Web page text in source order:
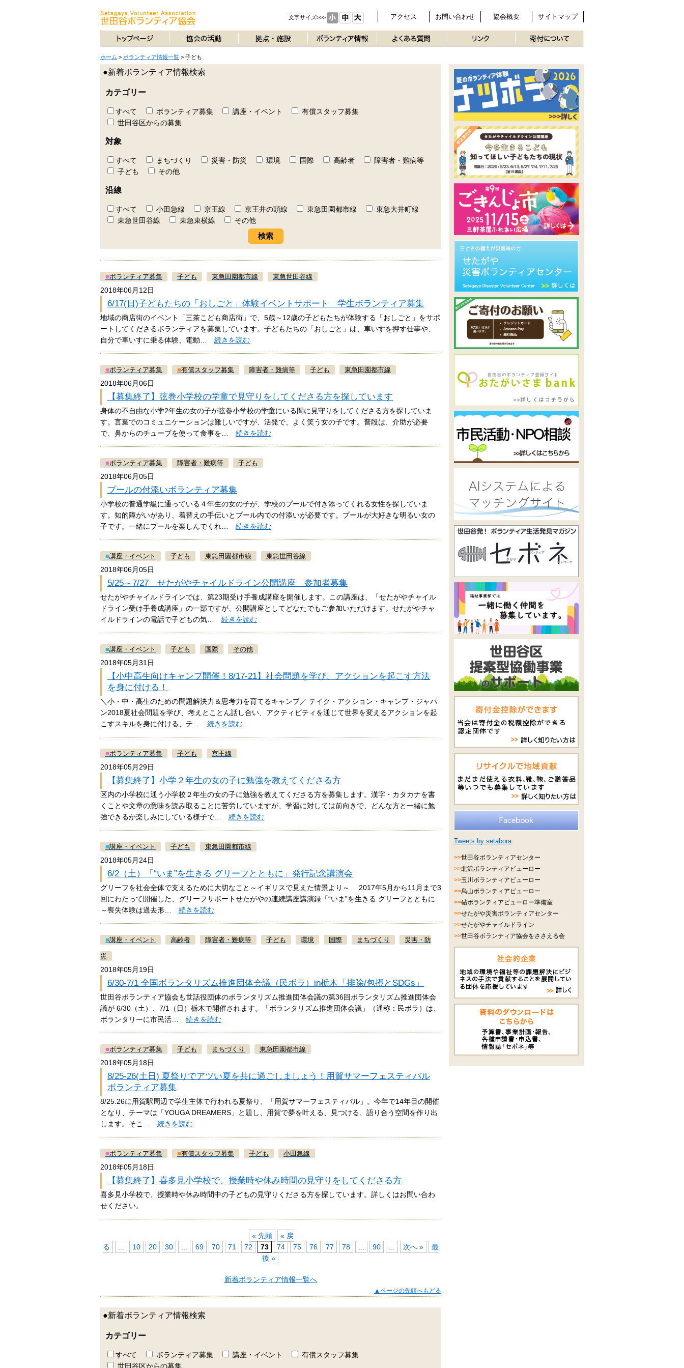
サイトマップ
協会概要
お問い合わせ
アクセス
文字サイズ>>>
ホーム > ボランティア情報一覧 > 子ども
●新着ボランティア情報検索
カテゴリー
すべて ボランティア募集 講座・イベント
有償スタッフ募集
世田谷区からの募集
対象
すべて まちづくり 災害・防災 環境 国際 高齢者
障害者・難病等
子ども
その他
沿線
すべて 小田急線 京王線 京王井の頭線 東急田園都市線
東急大井町線
東急世田谷線
東急東横線 その他
■ボランティア募集 子ども 東急田園都市線 東急世田谷線
2018年06月12日
6/17(日)子どもたちの「おしごと」体験イベントサポート 学生ボランティア募集
地域の商店街のイベント「三茶こども商店街」で、5歳～12歳の子どもたちが体験する「おしごと」をサポ
ートしてくださるボランティアを募集しています。子どもたちの「おしごと」は、車いすを押す仕事や、
自分で車いすに乗る体験、電動… 続きを読む
■ボランティア募集 ■有償スタッフ募集 障害者・難病等 子ども 東急田園都市線
2018年06月06日
【募集終了】弦巻小学校の学童で見守りをしてくださる方を探しています
身体の不自由な小学2年生の女の子が弦巻小学校の学童にいる間に見守りをしてくださる方を探していま
す。言葉でのコミュニケーションは難しいですが、活発で、よく笑う女の子です。普段は、介助が必要
で、鼻からのチューブを使って食事を… 続きを読む
■ボランティア募集 障害者・難病等 子ども
2018年06月05日
プールの付添いボランティア募集
小学校の普通学級に通っている４年生の女の子が、学校のプールで付き添ってくれる女性を探していま
す。知的障がいがあり、着替えの手伝いとプール内での付添いが必要です。プールが大好きな明るい女の
子です。一緒にプールを楽しんでくれ… 続きを読む
■講座・イベント 子ども 東急田園都市線 東急世田谷線
2018年06月05日
5/25～7/27 せたがやチャイルドライン公開講座 参加者募集
せたがやチャイルドラインでは、第23期受け手養成講座を開催します。この講座は、「せたがやチャイル
ドライン受け手養成講座」の一部ですが、公開講座としてどなたでもご参加いただけます。せたがやチャ
イルドラインの電話で子どもの気… 続きを読む
■講座・イベント 子ども 国際 その他
2018年05月31日
【小中高生向けキャンプ開催！8/17-21】社会問題を学び、アクションを起こす方法
を身に付ける！
＼小・中・高生のための問題解決力＆思考力を育てるキャンプ／ テイク・アクション・キャンプ・ジャパ
ン2018夏社会問題を学び、考えとことん話し合い、アクティビティを通じて世界を変えるアクションを起
こすスキルを身に付ける、テ… 続きを読む
■ボランティア募集 子ども 京王線
2018年05月29日
【募集終了】小学２年生の女の子に勉強を教えてくださる方
区内の小学校に通う小学校２年生の女の子に勉強を教えてくださる方を募集します。漢字・カタカナを書
くことや文章の意味を読み取ることに苦労していますが、学習に対しては前向きで、どんな方と一緒に勉
強できるか楽しみにしている様子で… 続きを読む
■講座・イベント 子ども 東急田園都市線
2018年05月24日
6/2（土）「“いま”を生きる グリーフとともに」発行記念講演会
グリーフを社会全体で支えるために大切なこと～イギリスで見えた情景より～ 2017年5月から11月まで3
回にわたって開催した、グリーフサポートせたがやの連続講座講演録「“いま”を生きる グリーフとともに
～喪失体験は過去形… 続きを読む
■講座・イベント 高齢者 障害者・難病等 子ども 環境 国際 まちづくり 災害・防
災
2018年05月19日
6/30-7/1 全国ボランタリズム推進団体会議（民ボラ）in栃木「排除/包摂とSDGs」
世田谷ボランティア協会も世話役団体のボランタリズム推進団体会議の第36回ボランタリズム推進団体会
議が 6/30（土）、7/1（日）栃木で開催されます。「ボランタリズム推進団体会議」（通称：民ボラ）は、
ボランタリーに市民活… 続きを読む
■ボランティア募集 子ども まちづくり 東急田園都市線
2018年05月18日
8/25-26(土日) 夏祭りでアツい夏を共に過ごしましょう！用賀サマーフェスティバル
ボランティア募集
8/25.26に用賀駅周辺で学生主体で行われる夏祭り、「用賀サマーフェスティバル」。今年で14年目の開催
となり、テーマは「YOUGA DREAMERS」と題し、用賀で夢を叶える、見つける、語り合う空間を作り出
します。そこ… 続きを読む
■ボランティア募集 ■有償スタッフ募集 子ども 小田急線
2018年05月18日
【募集終了】喜多見小学校で、授業時や休み時間の見守りをしてくださる方
喜多見小学校で、授業時や休み時間中の子どもの見守りくださる方を探しています。詳しくはお問い合わ
せください。
« 先頭
« 戻
る
10 20 30 69 70 71 72 73 74 75 76 77 78 90 次へ »
最
後 »
新着ボランティア情報一覧へ
▲ページの先頭へもどる
●新着ボランティア情報検索
カテゴリー
すべて ボランティア募集 講座・イベント
有償スタッフ募集
世田谷区からの募集
Tweets by setabora
>>世田谷ボランティアセンター
>>北沢ボランティアビューロー
>>玉川ボランティアビューロー
>>烏山ボランティアビューロー
>>砧ボランティアビューロー準備室
>>せたがや災害ボランティアセンター
>>せたがやチャイルドライン
>>世田谷ボランティア協会をささえる会